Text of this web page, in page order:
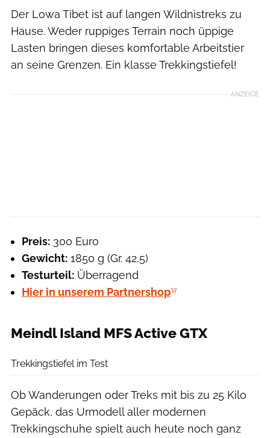
Der Lowa Tibet ist auf langen Wildnistreks zu
Hause. Weder ruppiges Terrain noch üppige
Lasten bringen dieses komfortable Arbeitstier
an seine Grenzen. Ein klasse Trekkingstiefel!
ANZEIGE
Preis: 300 Euro
Gewicht: 1850 g (Gr. 42,5)
Testurteil: Überragend
Hier in unserem Partnershop
Meindl Island MFS Active GTX
Trekkingstiefel im Test
Ob Wanderungen oder Treks mit bis zu 25 Kilo
Gepäck, das Urmodell aller modernen
Trekkingschuhe spielt auch heute noch ganz